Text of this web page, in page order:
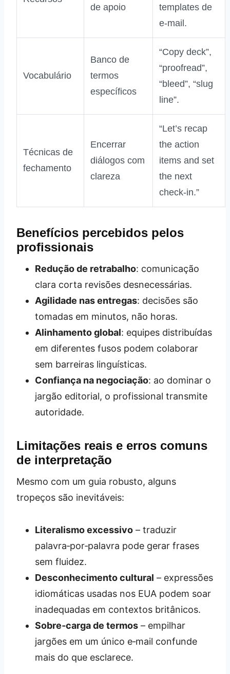
de apoio
templates de
e‑mail.
Vocabulário
Banco de
termos
específicos
“Copy deck”,
“proofread”,
“bleed”, “slug
line”.
Técnicas de
fechamento
Encerrar
diálogos com
clareza
“Let’s recap
the action
items and set
the next
check‑in.”
Benefícios percebidos pelos
profissionais
Redução de retrabalho: comunicação
clara corta revisões desnecessárias.
Agilidade nas entregas: decisões são
tomadas em minutos, não horas.
Alinhamento global: equipes distribuídas
em diferentes fusos podem colaborar
sem barreiras linguísticas.
Confiança na negociação: ao dominar o
jargão editorial, o profissional transmite
autoridade.
Limitações reais e erros comuns
de interpretação
Mesmo com um guia robusto, alguns
tropeços são inevitáveis:
Literalismo excessivo – traduzir
palavra‑por‑palavra pode gerar frases
sem fluidez.
Desconhecimento cultural – expressões
idiomáticas usadas nos EUA podem soar
inadequadas em contextos britânicos.
Sobre‑carga de termos – empilhar
jargões em um único e‑mail confunde
mais do que esclarece.